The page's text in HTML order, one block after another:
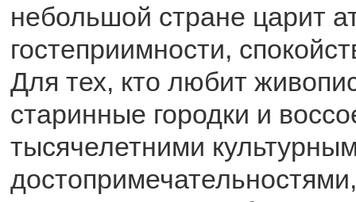
небольшой стране царит
гостеприимности,
Для тех, кто любит
старинные городки и
тысячелетними